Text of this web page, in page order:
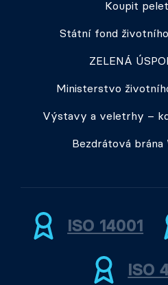
Koupit
Státní fond
ZELENÁ
Ministerstvo
Výstavy a veletrhy –
Bezdrátová brána
ISO 14001
ISO